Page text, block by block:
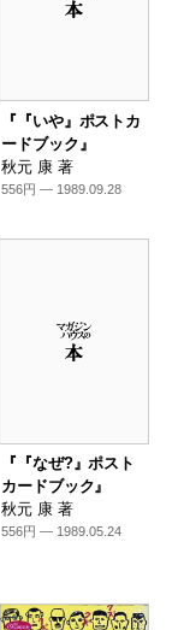
『『いや』ポストカ
ードブック』
秋元 康 著
556円 — 1989.09.28
『『なぜ?』ポスト
カードブック』
秋元 康 著
556円 — 1989.05.24